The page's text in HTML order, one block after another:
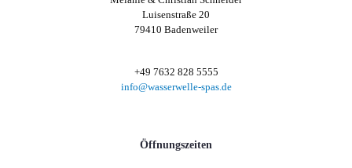
Luisenstraße 20
79410 Badenweiler
+49 7632 828 5555
info@wasserwelle-spas.de
Öffnungszeiten